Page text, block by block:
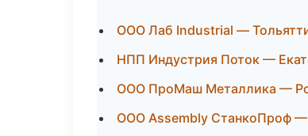
ООО Лаб Industrial —
НПП Индустрия Поток —
ООО ПроМаш Металлика —
ООО Assembly СтанкоПроф